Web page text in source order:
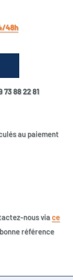
48h
88 22 81
au paiement
nous viace
référence